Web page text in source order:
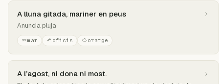
A lluna gitada, mariner en peus
Anuncia pluja
mar oficis oratge
A l’agost, ni dona ni most.